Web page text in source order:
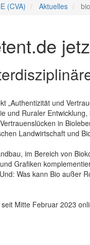
(CVA) Aktuelles
„Authentizität und
und Ruraler
in
Landwirtschaft und
im Bereich von
Grafiken
Was kann Bio außer
Mitte Februar 2023